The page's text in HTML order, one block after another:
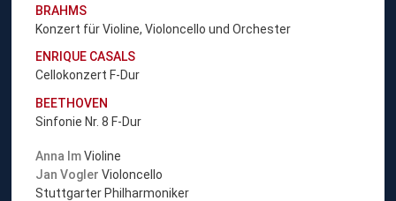
BRAHMS
Konzert für Violine, Violoncello und Orchester
ENRIQUE CASALS
Cellokonzert F-Dur
BEETHOVEN
Sinfonie Nr. 8 F-Dur
Anna ImVioline
Jan Vogler Violoncello
Stuttgarter Philharmoniker